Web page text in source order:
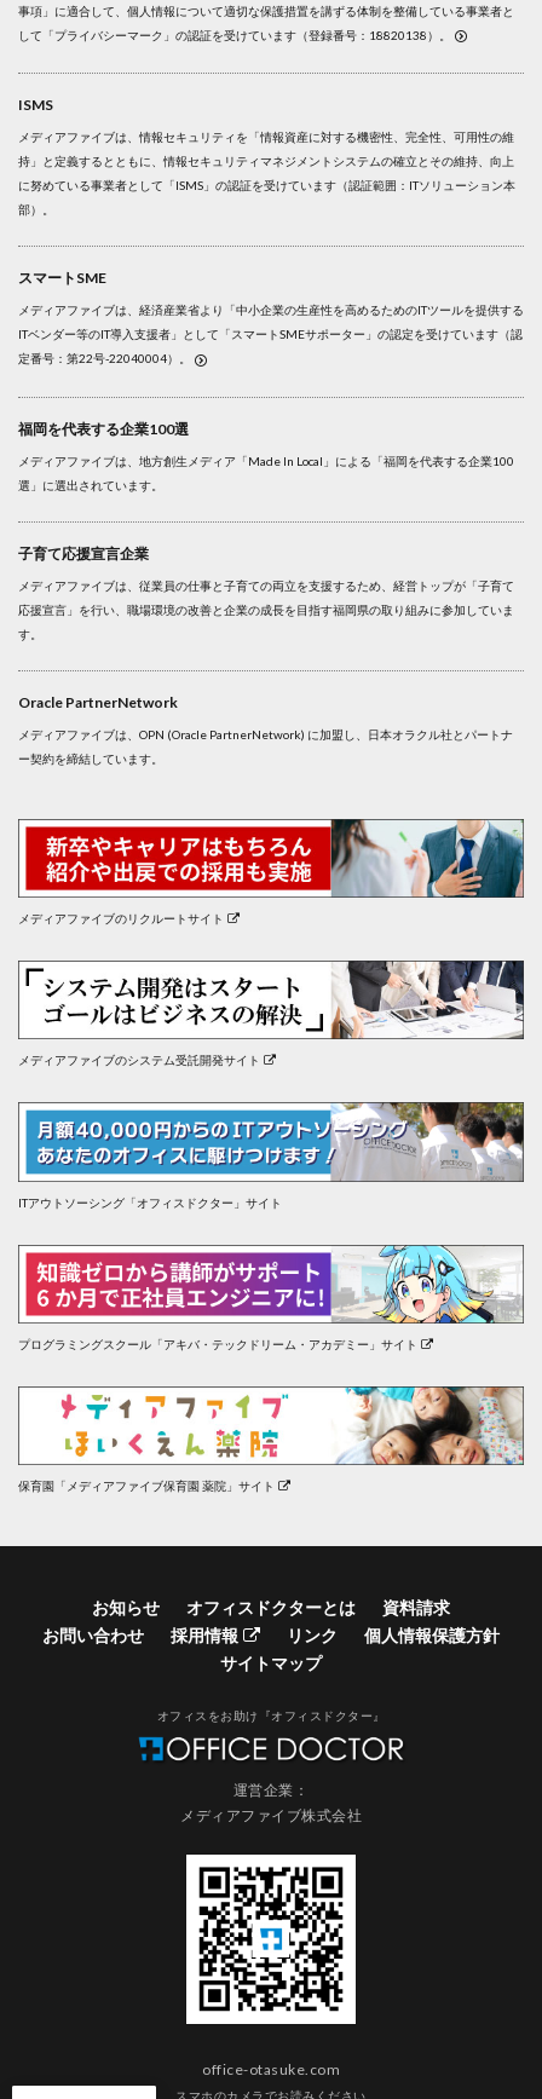
事項」に適合して、個人情報について適切な保護措置を講ずる体制を整備している事業者と
して「プライバシーマーク」の認証を受けています（登録番号：18820138）。
ISMS
メディアファイブは、情報セキュリティを「情報資産に対する機密性、完全性、可用性の維
持」と定義するとともに、情報セキュリティマネジメントシステムの確立とその維持、向上
に努めている事業者として「ISMS」の認証を受けています（認証範囲：ITソリューション本
部）。
スマートSME
メディアファイブは、経済産業省より「中小企業の生産性を高めるためのITツールを提供する
ITベンダー等のIT導入支援者」として「スマートSMEサポーター」の認定を受けています（認
定番号：第22号-22040004）。
福岡を代表する企業100選
メディアファイブは、地方創生メディア「Made In Local」による「福岡を代表する企業100
選」に選出されています。
子育て応援宣言企業
メディアファイブは、従業員の仕事と子育ての両立を支援するため、経営トップが「子育て
応援宣言」を行い、職場環境の改善と企業の成長を目指す福岡県の取り組みに参加していま
す。
Oracle PartnerNetwork
メディアファイブは、OPN (Oracle PartnerNetwork) に加盟し、日本オラクル社とパートナ
ー契約を締結しています。
メディアファイブのリクルートサイト
メディアファイブのシステム受託開発サイト
ITアウトソーシング「オフィスドクター」サイト
プログラミングスクール「アキバ・テックドリーム・アカデミー」サイト
保育園「メディアファイブ保育園 薬院」サイト
お知らせ オフィスドクターとは
資料請求
お問い合わせ
採用情報 リンク
個人情報保護方針
サイトマップ
オフィスをお助け『オフィスドクター』
運営企業：
メディアファイブ株式会社
office-otasuke.com
スマホのカメラでお読みください